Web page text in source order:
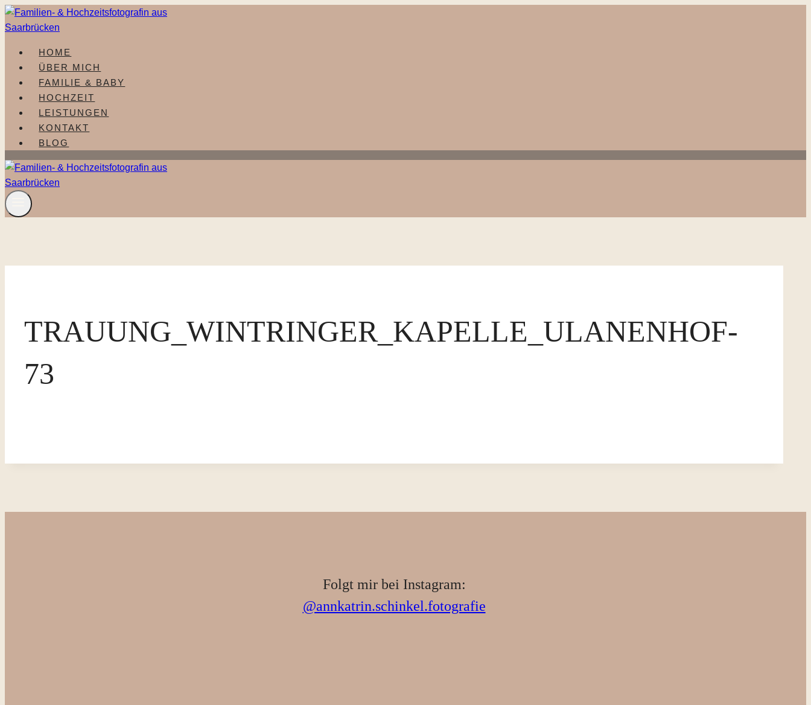
Zum
Inhalt
HOME
ÜBER MICH
FAMILIE & BABY
HOCHZEIT
LEISTUNGEN
KONTAKT
BLOG
TRAUUNG_WINTRINGER_KAPELLE_ULANENHOF-
73
Folgt mir bei Instagram:
@annkatrin.schinkel.fotografie